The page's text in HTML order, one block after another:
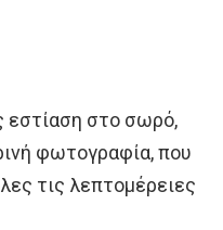
εστίαση στο σωρό,
φωτογραφία, που
τις λεπτομέρειες